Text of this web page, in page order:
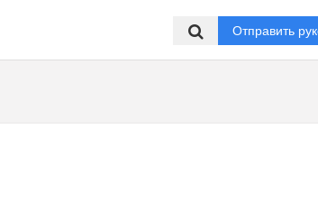
Отправить